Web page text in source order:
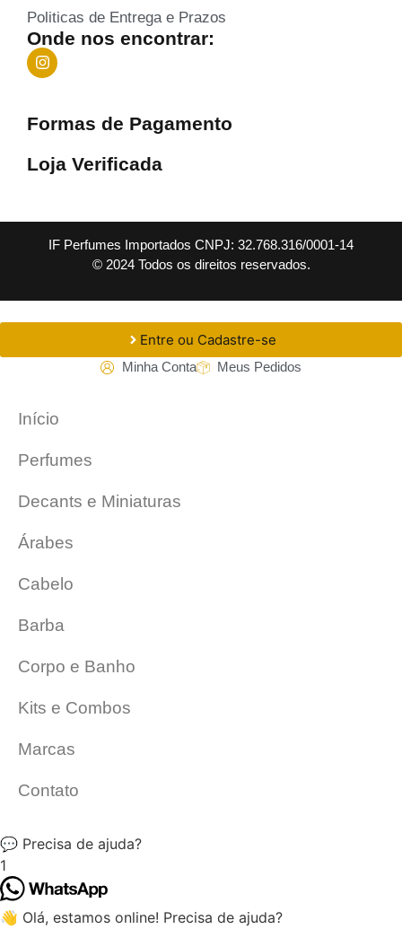
Politicas de Entrega e Prazos
Onde nos encontrar:
Formas de Pagamento
Loja Verificada
IF Perfumes Importados CNPJ: 32.768.316/0001-14
© 2024 Todos os direitos reservados.
Entre ou Cadastre-se
Minha Conta Meus Pedidos
Início
Perfumes
Decants e Miniaturas
Árabes
Cabelo
Barba
Corpo e Banho
Kits e Combos
Marcas
Contato
💬 Precisa de ajuda?
1
👋 Olá, estamos online! Precisa de ajuda?